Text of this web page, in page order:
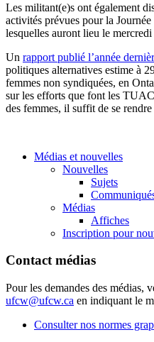
Les militant(e)s ont également
activités prévues pour la Journée
lesquelles auront lieu le
Un rapport publié l’année
politiques alternatives estime à
femmes non syndiquées, en
sur les efforts que font les
des femmes, il suffit de se rendre
Médias et nouvelles
Nouvelles
Sujets
Médias
Affiches
Inscription pour
Contact médias
Pour les demandes des médias,
ufcw@ufcw.ca en indiquant le
Consulter nos normes